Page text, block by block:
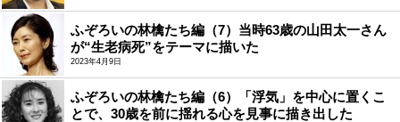
ふぞろいの林檎たち編（7）当時63歳の山田太一さん
が“生老病死”をテーマに描いた
2023年4月9日
ふぞろいの林檎たち編（6）「浮気」を中心に置くこ
とで、30歳を前に揺れる心を見事に描き出した